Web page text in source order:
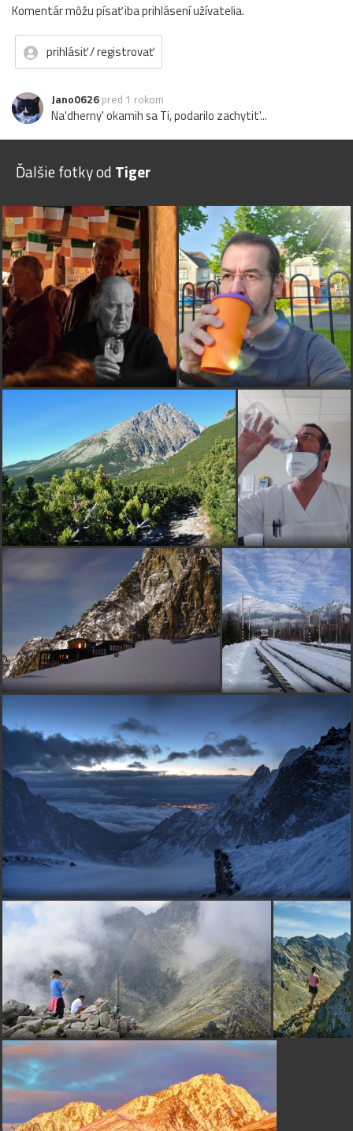
Komentár môžu písať iba prihlásení užívatelia.
prihlásiť / registrovať
Jano0626 pred 1 rokom
Na'dherny' okamih sa Ti, podarilo zachytit'...
Ďalšie fotky od Tiger